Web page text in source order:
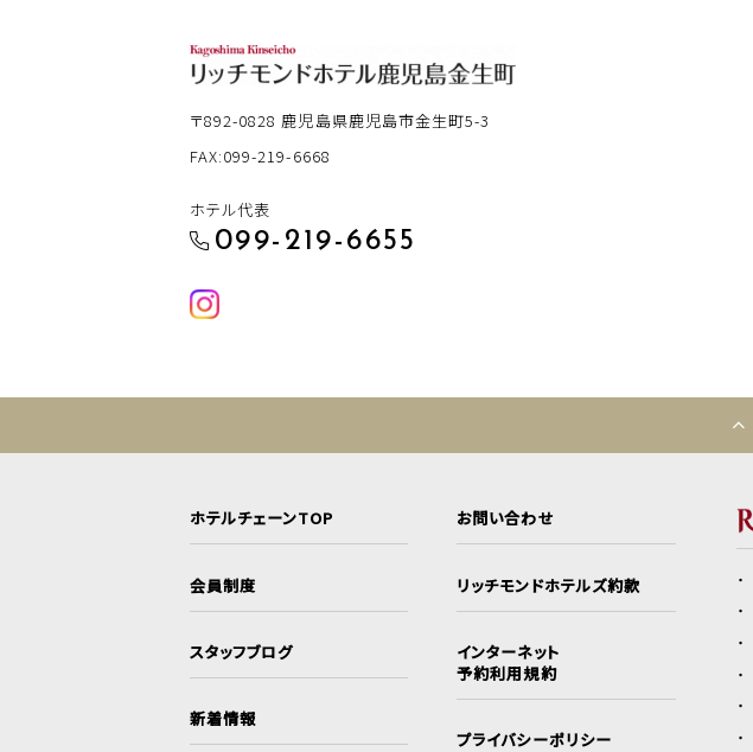
〒892-0828 鹿児島県鹿児島市金生町5-3
FAX:099-219-6668
ホテル代表
099-219-6655
ホテルチェーンTOP
会員制度
スタッフブログ
新着情報
お問い合わせ
リッチモンドホテルズ約款
インターネット
予約利用規約
プライバシーポリシー